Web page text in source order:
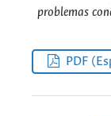
problemas
PDF